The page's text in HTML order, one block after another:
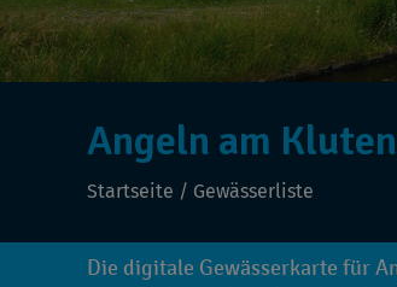
Angeln am
Startseite / Gewässerliste
Die digitale Gewässerkarte für